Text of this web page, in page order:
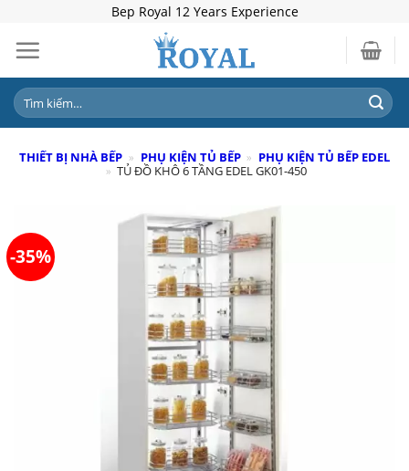
content
Bep Royal 12 Years Experience
Tìm
kiếm:
THIẾT BỊ NHÀ BẾP » PHỤ KIỆN TỦ BẾP » PHỤ KIỆN TỦ BẾP EDEL
» TỦ ĐỒ KHÔ 6 TẦNG EDEL GK01-450
-35%